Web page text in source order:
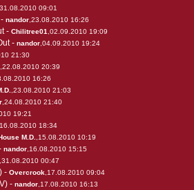
,31.08.2010 09:01
nandor ,23.08.2010 16:26
- Chilitree01 ,02.09.2010 19:09
- nandor ,04.09.2010 19:24
21:30
,22.08.2010 20:39
16:26
,23.08.2010 21:03
,24.08.2010 21:40
19:21
,16.08.2010 18:34
M.D. ,15.08.2010 10:19
nandor ,16.08.2010 15:15
,31.08.2010 00:47
- Overcrook ,17.08.2010 09:04
- nandor ,17.08.2010 16:13